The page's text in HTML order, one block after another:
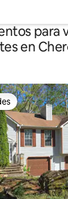
para
en